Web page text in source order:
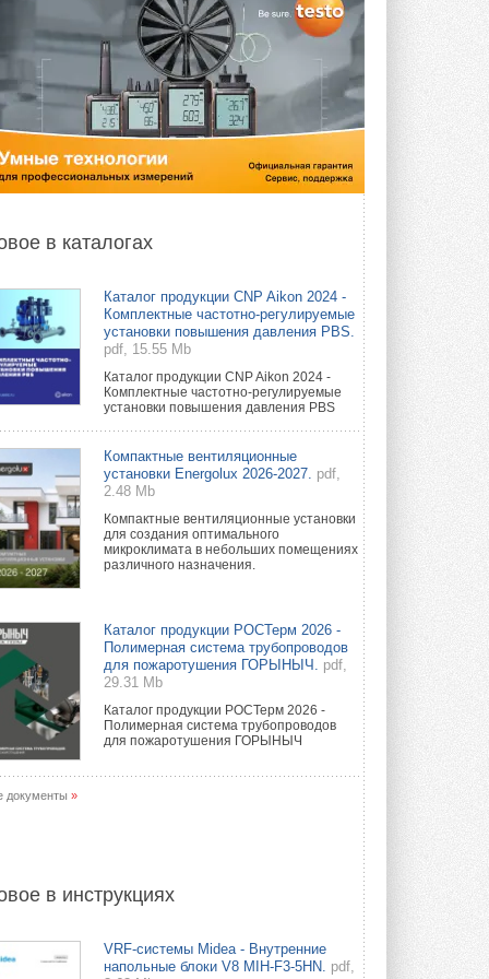
в каталогах
Каталог продукции CNP Aikon 2024 -
Комплектные частотно-регулируемые
установки повышения давления PBS.
pdf, 15.55 Mb
Каталог продукции CNP Aikon 2024 -
Комплектные частотно-регулируемые
установки повышения давления PBS
Компактные вентиляционные
установки Energolux 2026-2027. pdf,
2.48 Mb
Компактные вентиляционные установки
для создания оптимального
микроклимата в небольших помещениях
различного назначения.
Каталог продукции РОСТерм 2026 -
Полимерная система трубопроводов
для пожаротушения ГОРЫНЫЧ.
pdf,
29.31 Mb
Каталог продукции РОСТерм 2026 -
Полимерная система трубопроводов
для пожаротушения ГОРЫНЫЧ
документы »
в инструкциях
VRF-системы Midea - Внутренние
напольные блоки V8 MIH-F3-5HN. pdf,